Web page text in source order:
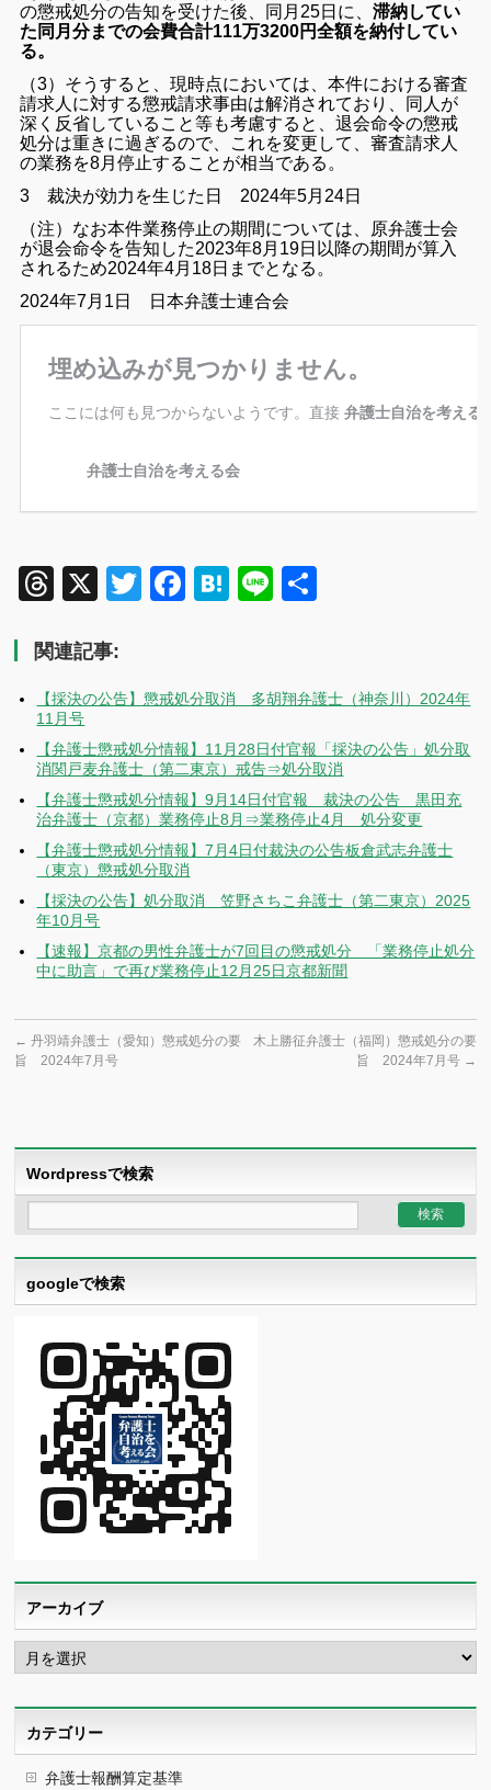
の懲戒処分の告知を受けた後、同月25日に、滞納してい
た同月分までの会費合計111万3200円全額を納付してい
る。
（3）そうすると、現時点においては、本件における審査
請求人に対する懲戒請求事由は解消されており、同人が
深く反省していること等も考慮すると、退会命令の懲戒
処分は重きに過ぎるので、これを変更して、審査請求人
の業務を8月停止することが相当である。
3 裁決が効力を生じた日 2024年5月24日
（注）なお本件業務停止の期間については、原弁護士会
が退会命令を告知した2023年8月19日以降の期間が算入
されるため2024年4月18日までとなる。
2024年7月1日 日本弁護士連合会
Threads
X TwitterFacebook
Hatena
Line
関連記事:
【採決の公告】懲戒処分取消 多胡翔弁護士（神奈川）2024年
11月号
【弁護士懲戒処分情報】11月28日付官報「採決の公告」処分取
消関戸麦弁護士（第二東京）戒告⇒処分取消
【弁護士懲戒処分情報】9月14日付官報 裁決の公告 黒田充
治弁護士（京都）業務停止8月⇒業務停止4月 処分変更
【弁護士懲戒処分情報】7月4日付裁決の公告板倉武志弁護士
（東京）懲戒処分取消
【採決の公告】処分取消 笠野さちこ弁護士（第二東京）2025
年10月号
【速報】京都の男性弁護士が7回目の懲戒処分 「業務停止処分
中に助言」で再び業務停止12月25日京都新聞
← 丹羽靖弁護士（愛知）懲戒処分の要
旨 2024年7月号
木上勝征弁護士（福岡）懲戒処分の要
旨 2024年7月号 →
Wordpressで検索
googleで検索
アーカイブ
ア
ー
カ
カテゴリー
弁護士報酬算定基準